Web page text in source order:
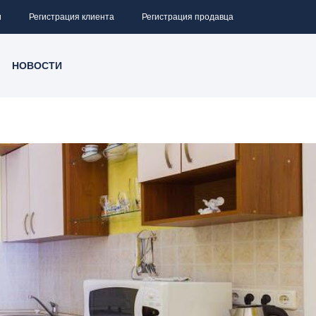
Регистрация клиента Регистрация продавца
НОВОСТИ